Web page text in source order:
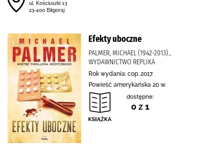
ul. Kościuszki 13
23-400 Biłgoraj
Efekty uboczne
PALMER, MICHAEL (1942-2013).,
WYDAWNICTWO REPLIKA
Rok wydania: cop. 2017.
Powieść amerykańska 20 w.
dostępne:
0 z 1